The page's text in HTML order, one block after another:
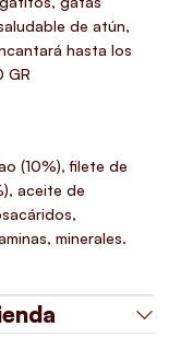
de atún,
hasta los
GR
(10%), filete de
aceite de
minerales.